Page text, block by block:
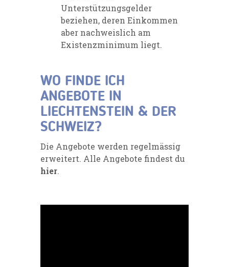
Unterstützungsgelder
beziehen, deren Einkommen
aber nachweislich am
Existenzminimum liegt.
WO FINDE ICH
ANGEBOTE IN
LIECHTENSTEIN & DER
SCHWEIZ?
Die Angebote werden regelmässig
erweitert. Alle Angebote findest du
hier.